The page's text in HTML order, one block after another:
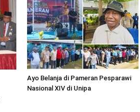
Ayo Belanja di Pameran Pesparawi
Nasional XIV di Unipa